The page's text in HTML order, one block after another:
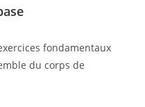
fondamentaux
du corps de